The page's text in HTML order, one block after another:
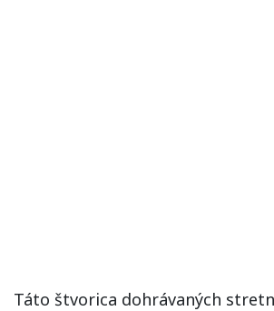
Táto štvorica dohrávaných